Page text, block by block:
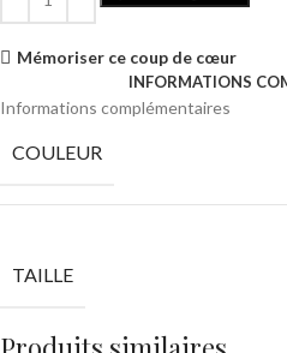
Mémoriser ce coup de cœur
INFORMATIONS
Informations complémentaires
COULEUR
TAILLE